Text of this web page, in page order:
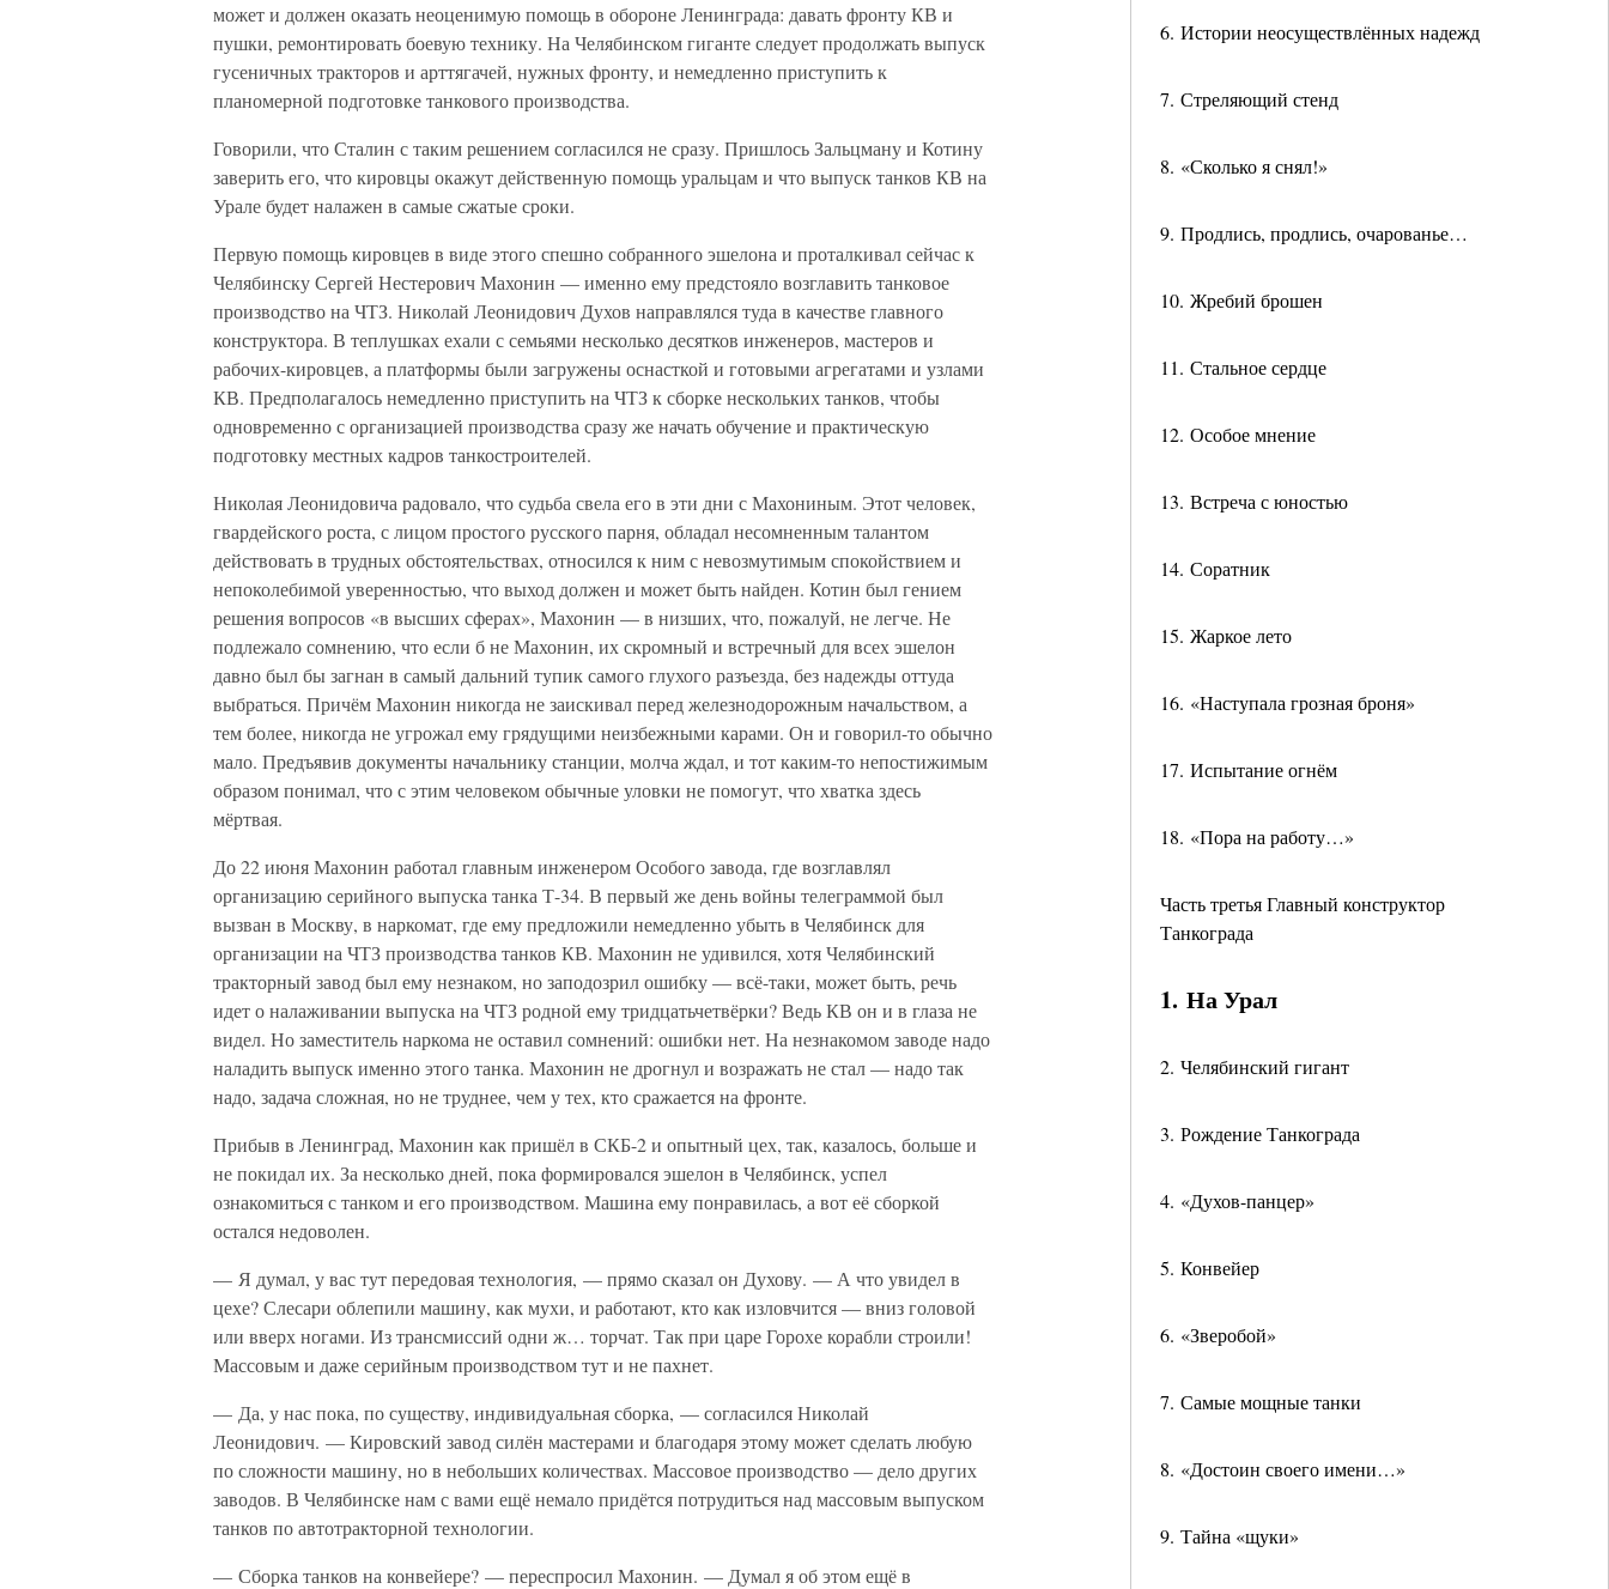
6. Истории неосуществлённых надежд
7. Стреляющий стенд
8. «Сколько я снял!»
9. Продлись, продлись, очарованье…
10. Жребий брошен
11. Стальное сердце
12. Особое мнение
13. Встреча с юностью
14. Соратник
15. Жаркое лето
16. «Наступала грозная броня»
17. Испытание огнём
18. «Пора на работу…»
Часть третья Главный конструктор
Танкограда
1. На Урал
2. Челябинский гигант
3. Рождение Танкограда
4. «Духов-панцер»
5. Конвейер
6. «Зверобой»
7. Самые мощные танки
8. «Достоин своего имени…»
9. Тайна «щуки»
может и должен оказать неоценимую помощь в обороне Ленинграда: давать фронту КВ и
пушки, ремонтировать боевую технику. На Челябинском гиганте следует продолжать выпуск
гусеничных тракторов и арттягачей, нужных фронту, и немедленно приступить к
планомерной подготовке танкового производства.
Говорили, что Сталин с таким решением согласился не сразу. Пришлось Зальцману и Котину
заверить его, что кировцы окажут действенную помощь уральцам и что выпуск танков КВ на
Урале будет налажен в самые сжатые сроки.
Первую помощь кировцев в виде этого спешно собранного эшелона и проталкивал сейчас к
Челябинску Сергей Нестерович Махонин — именно ему предстояло возглавить танковое
производство на ЧТЗ. Николай Леонидович Духов направлялся туда в качестве главного
конструктора. В теплушках ехали с семьями несколько десятков инженеров, мастеров и
рабочих-кировцев, а платформы были загружены оснасткой и готовыми агрегатами и узлами
КВ. Предполагалось немедленно приступить на ЧТЗ к сборке нескольких танков, чтобы
одновременно с организацией производства сразу же начать обучение и практическую
подготовку местных кадров танкостроителей.
Николая Леонидовича радовало, что судьба свела его в эти дни с Махониным. Этот человек,
гвардейского роста, с лицом простого русского парня, обладал несомненным талантом
действовать в трудных обстоятельствах, относился к ним с невозмутимым спокойствием и
непоколебимой уверенностью, что выход должен и может быть найден. Котин был гением
решения вопросов «в высших сферах», Махонин — в низших, что, пожалуй, не легче. Не
подлежало сомнению, что если б не Махонин, их скромный и встречный для всех эшелон
давно был бы загнан в самый дальний тупик самого глухого разъезда, без надежды оттуда
выбраться. Причём Махонин никогда не заискивал перед железнодорожным начальством, а
тем более, никогда не угрожал ему грядущими неизбежными карами. Он и говорил-то обычно
мало. Предъявив документы начальнику станции, молча ждал, и тот каким-то непостижимым
образом понимал, что с этим человеком обычные уловки не помогут, что хватка здесь
мёртвая.
До 22 июня Махонин работал главным инженером Особого завода, где возглавлял
организацию серийного выпуска танка Т-34. В первый же день войны телеграммой был
вызван в Москву, в наркомат, где ему предложили немедленно убыть в Челябинск для
организации на ЧТЗ производства танков КВ. Махонин не удивился, хотя Челябинский
тракторный завод был ему незнаком, но заподозрил ошибку — всё-таки, может быть, речь
идет о налаживании выпуска на ЧТЗ родной ему тридцатьчетвёрки? Ведь КВ он и в глаза не
видел. Но заместитель наркома не оставил сомнений: ошибки нет. На незнакомом заводе надо
наладить выпуск именно этого танка. Махонин не дрогнул и возражать не стал — надо так
надо, задача сложная, но не труднее, чем у тех, кто сражается на фронте.
Прибыв в Ленинград, Махонин как пришёл в СКБ-2 и опытный цех, так, казалось, больше и
не покидал их. За несколько дней, пока формировался эшелон в Челябинск, успел
ознакомиться с танком и его производством. Машина ему понравилась, а вот её сборкой
остался недоволен.
— Я думал, у вас тут передовая технология, — прямо сказал он Духову. — А что увидел в
цехе? Слесари облепили машину, как мухи, и работают, кто как изловчится — вниз головой
или вверх ногами. Из трансмиссий одни ж… торчат. Так при царе Горохе корабли строили!
Массовым и даже серийным производством тут и не пахнет.
— Да, у нас пока, по существу, индивидуальная сборка, — согласился Николай
Леонидович. — Кировский завод силён мастерами и благодаря этому может сделать любую
по сложности машину, но в небольших количествах. Массовое производство — дело других
заводов. В Челябинске нам с вами ещё немало придётся потрудиться над массовым выпуском
танков по автотракторной технологии.
— Сборка танков на конвейере? — переспросил Махонин. — Думал я об этом ещё в